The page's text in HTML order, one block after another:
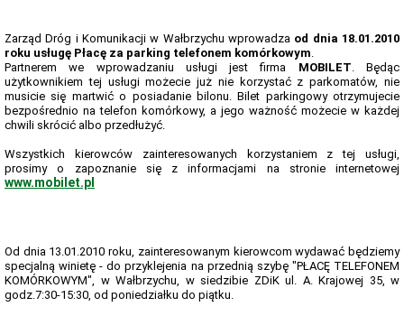
autobusowa
komunikacja
miejska
PARKOWANIE
płatne
Miejsca
dla
osób
niepełnosprawnych
Rachunek
Bankowy
ZIMA
Zarząd Dróg i Komunikacji w Wałbrzychu wprowadza od dnia 18.01.2010
roku usługę Płacę za parking telefonem komórkowym.
Partnerem we wprowadzaniu usługi jest firma MOBILET. Będąc
użytkownikiem tej usługi możecie już nie korzystać z parkomatów, nie
musicie się martwić o posiadanie bilonu. Bilet parkingowy otrzymujecie
bezpośrednio na telefon komórkowy, a jego ważność możecie w każdej
chwili skrócić albo przedłużyć.
Wszystkich kierowców zainteresowanych korzystaniem z tej usługi,
prosimy o zapoznanie się z informacjami na stronie internetowej
www.mobilet.pl
Od dnia 13.01.2010 roku, zainteresowanym kierowcom wydawać będziemy
specjalną winietę - do przyklejenia na przednią szybę "PŁACĘ TELEFONEM
KOMÓRKOWYM", w Wałbrzychu, w siedzibie ZDiK ul. A. Krajowej 35, w
godz.7:30-15:30, od poniedziałku do piątku.